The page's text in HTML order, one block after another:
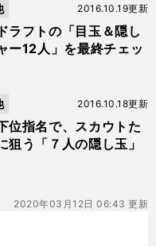
ラフトの「目玉＆隠し
ー12人」を最終チェッ
2016.10.19更新
位指名で、スカウトた
狙う「７人の隠し玉」
2016.10.18更新
2020年03月12日 06:43 更新